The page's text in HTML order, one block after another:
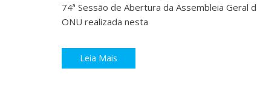
74ª Sessão de Abertura da Assembleia Geral
ONU realizada nesta
Leia Mais